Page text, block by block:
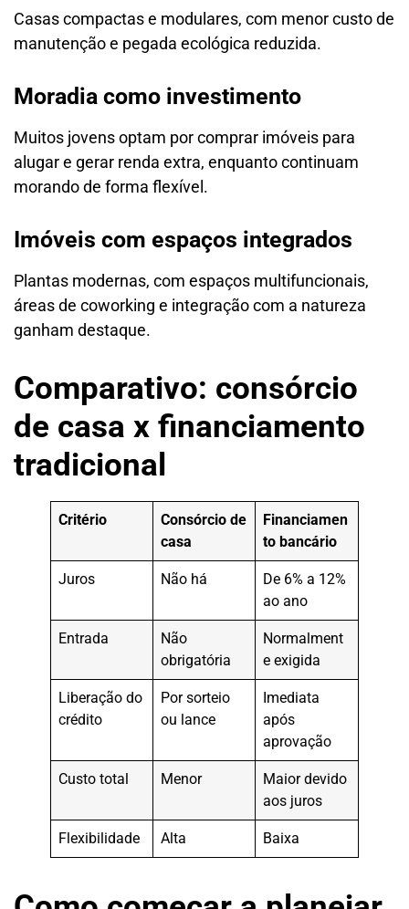
Casas compactas e modulares, com menor custo de
manutenção e pegada ecológica reduzida.
Moradia como investimento
Muitos jovens optam por comprar imóveis para
alugar e gerar renda extra, enquanto continuam
morando de forma flexível.
Imóveis com espaços integrados
Plantas modernas, com espaços multifuncionais,
áreas de coworking e integração com a natureza
ganham destaque.
Comparativo: consórcio
de casa x financiamento
tradicional
Critério
Consórcio de
casa
Financiamen
to bancário
Juros Não há
De 6% a 12%
ao ano
Entrada
Não
obrigatória
Normalment
e exigida
Liberação do
crédito
Por sorteio
ou lance
Imediata
após
aprovação
Custo total Menor
Maior devido
aos juros
Flexibilidade Alta Baixa